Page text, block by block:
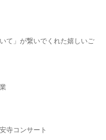
て」が繋いでくれた嬉しいご
寺コンサート